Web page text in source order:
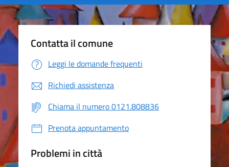
Contatta il comune
Leggi le domande frequenti
Richiedi assistenza
Chiama il numero 0121.808836
Prenota appuntamento
Problemi in città